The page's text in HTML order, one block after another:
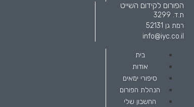
הפורום לקידום השייט
ת.ד. 3299
רמת גן 52131
info@iyc.co.il
בית
אודות
סיפורי ימאים
הנהלת הפורום
החשבון שלי